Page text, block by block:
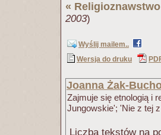
« Religioznawstwo
2003)
Wyślij mailem..
Wersja do druku
Joanna Żak-
Zajmuje się etnologią i
Jungowskie'; 'Nie z tej
Liczba tekstów na